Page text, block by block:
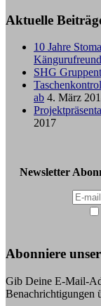
Aktuelle
10 Jahre
SHG
ab 4. März
2017
Newsletter
Abonniere
Gib Deine E-Mail-
Benachrichtigungen